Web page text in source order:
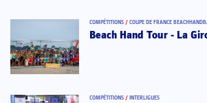
COMPÉTITIONS / COUPE DE FRANCE
Beach Hand Tour - La
COMPÉTITIONS / INTERLIGUES